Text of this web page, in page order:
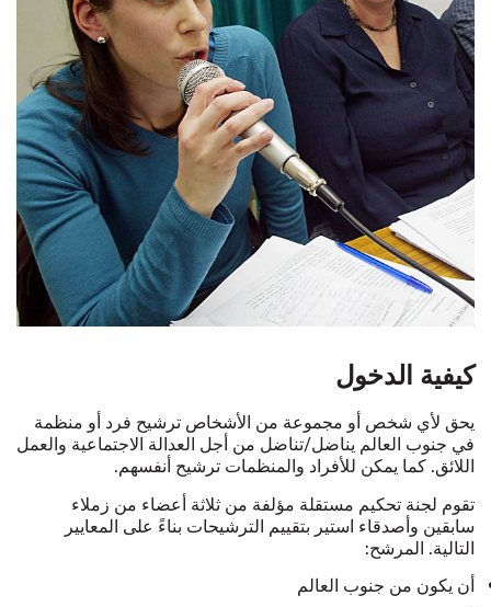
كيفية الدخول
يحق لأي شخص أو مجموعة من الأشخاص ترشيح فرد أو منظمة
في جنوب العالم يناضل/تناضل من أجل العدالة الاجتماعية والعمل
اللائق. كما يمكن للأفراد والمنظمات ترشيح أنفسهم.
تقوم لجنة تحكيم مستقلة مؤلفة من ثلاثة أعضاء من زملاء
سابقين وأصدقاء استير بتقييم الترشيحات بناءً على المعايير
التالية. المرشح:
أن يكون من جنوب العالم